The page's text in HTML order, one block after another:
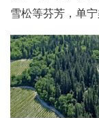
雪松等芬芳，单